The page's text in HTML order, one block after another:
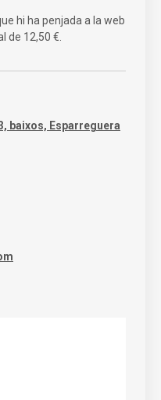
hi ha penjada a la web
de 12,50 €.
baixos, Esparreguera